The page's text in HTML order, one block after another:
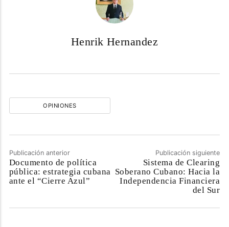
Henrik Hernandez
OPINIONES
Publicación anterior
Documento de política
pública: estrategia cubana
ante el “Cierre Azul”
Publicación siguiente
Sistema de Clearing
Soberano Cubano: Hacia la
Independencia Financiera
del Sur